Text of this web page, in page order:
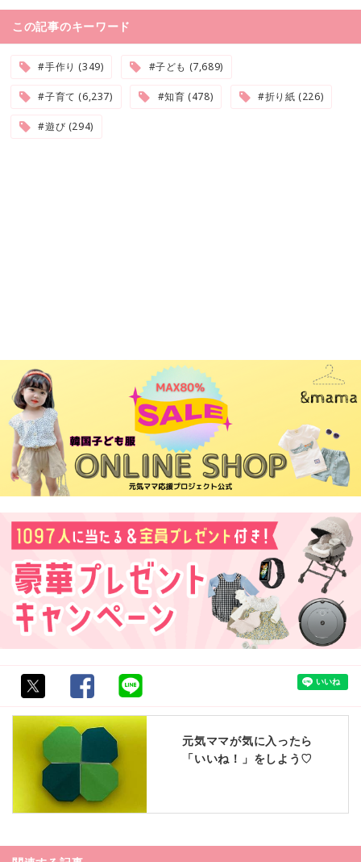
この記事のキーワード
#手作り (349) #子ども (7,689)
#子育て (6,237) #知育 (478) #折り紙 (226)
#遊び (294)
元気ママが気に入ったら
「いいね！」をしよう♡